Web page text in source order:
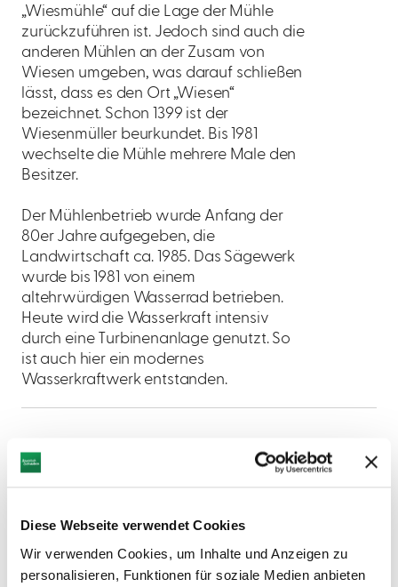
Diese Webseite verwendet Cookies
Wir verwenden Cookies, um Inhalte und Anzeigen zu
personalisieren, Funktionen für soziale Medien anbieten
„Wiesmühle“ auf die Lage der Mühle
zurückzuführen ist. Jedoch sind auch die
anderen Mühlen an der Zusam von
Wiesen umgeben, was darauf schließen
lässt, dass es den Ort „Wiesen“
bezeichnet. Schon 1399 ist der
Wiesenmüller beurkundet. Bis 1981
wechselte die Mühle mehrere Male den
Besitzer.
Der Mühlenbetrieb wurde Anfang der
80er Jahre aufgegeben, die
Landwirtschaft ca. 1985. Das Sägewerk
wurde bis 1981 von einem
altehrwürdigen Wasserrad betrieben.
Heute wird die Wasserkraft intensiv
durch eine Turbinenanlage genutzt. So
ist auch hier ein modernes
Wasserkraftwerk entstanden.